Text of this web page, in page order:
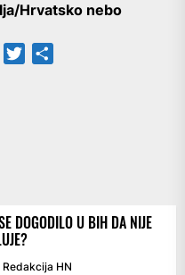
Hrvatsko nebo
WhatsApp
Twitter
DOGODILO U BIH DA NIJE
Redakcija HN